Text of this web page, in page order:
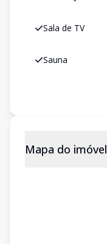
Sala de TV
Sauna
Mapa do imóvel